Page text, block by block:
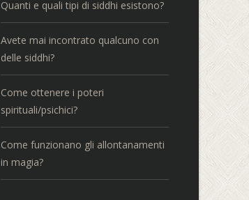
Quanti e quali tipi di siddhi esistono?
Avete mai incontrato qualcuno con
delle siddhi?
Come ottenere i poteri
spirituali/psichici?
Come funzionano gli allontanamenti
in magia?